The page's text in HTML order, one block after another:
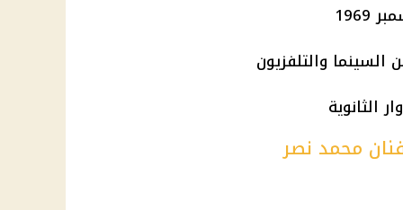
السينما والتلفزيون
الثانوية
محمد نصر